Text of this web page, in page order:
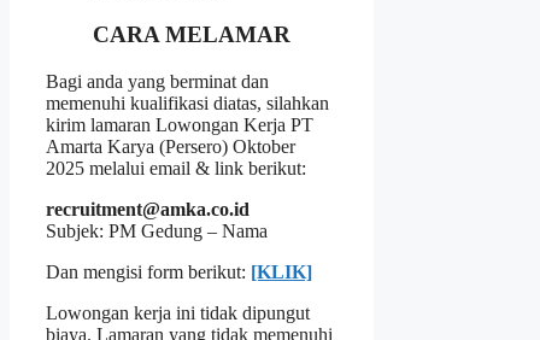
CARA MELAMAR
Bagi anda yang berminat dan
memenuhi kualifikasi diatas, silahkan
kirim lamaran Lowongan Kerja PT
Amarta Karya (Persero) Oktober
2025 melalui email & link berikut:
recruitment@amka.co.id
Subjek: PM Gedung – Nama
Dan mengisi form berikut: [KLIK]
Lowongan kerja ini tidak dipungut
biaya. Lamaran yang tidak memenuhi